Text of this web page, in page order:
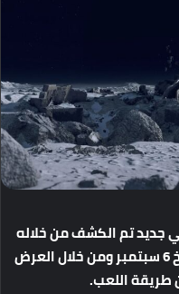
جديدتمالكشفمنخلاله
سبتمبرومنخلالالعرض
طريقةاللعب.